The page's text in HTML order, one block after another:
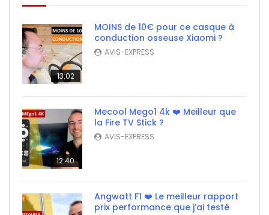
13:02
MOINS de 10€ pour ce casque à
conduction osseuse Xiaomi ?
AVIS-EXPRESS
12:40
Mecool Mego1 4k ❤️ Meilleur que
la Fire TV Stick ?
AVIS-EXPRESS
Angwatt F1 ❤️ Le meilleur rapport
prix performance que j’ai testé